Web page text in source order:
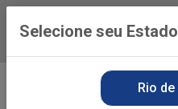
Selecione seu Estado
Rio